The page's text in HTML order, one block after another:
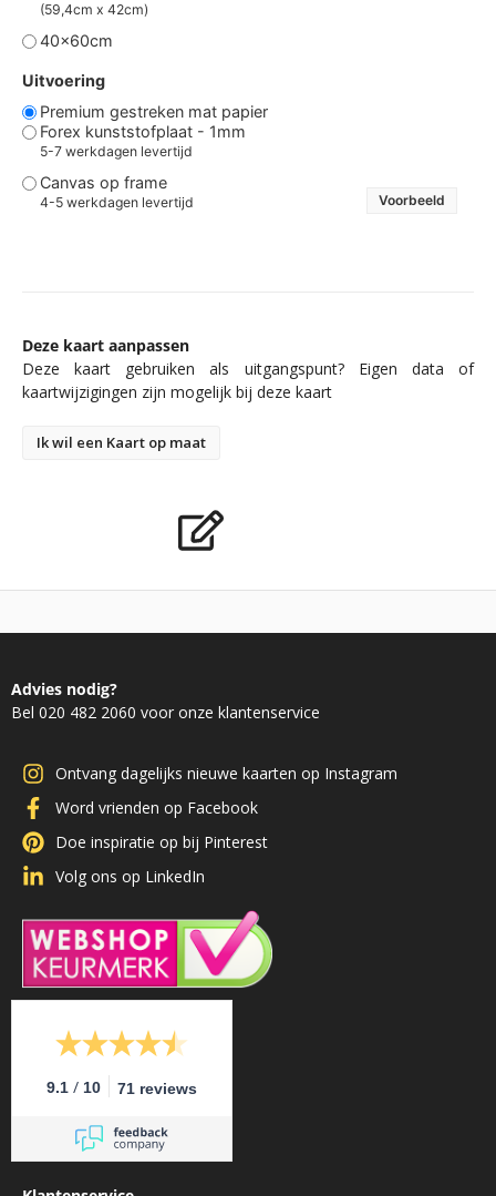
(59,4cm x 42cm)
40x60cm
Uitvoering
Premium gestreken mat papier
Forex kunststofplaat - 1mm
5-7 werkdagen levertijd
Canvas op frame
4-5 werkdagen levertijd Voorbeeld
Deze kaart aanpassen
Deze kaart gebruiken als uitgangspunt? Eigen data of
kaartwijzigingen zijn mogelijk bij deze kaart
Ik wil een Kaart op maat
Advies nodig?
Bel 020 482 2060 voor onze klantenservice
Ontvang dagelijks nieuwe kaarten op Instagram
Word vrienden op Facebook
Doe inspiratie op bij Pinterest
Volg ons op LinkedIn
9.1 / 10 71 reviews